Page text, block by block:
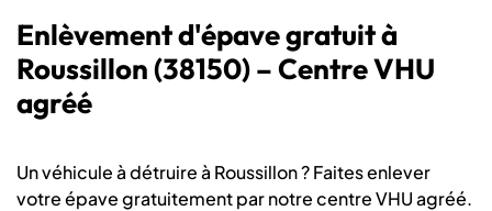
Enlèvement d'épave gratuit à
Roussillon (38150) – Centre VHU
agréé
Un véhicule à détruire à Roussillon ? Faites enlever
votre épave gratuitement par notre centre VHU agréé.